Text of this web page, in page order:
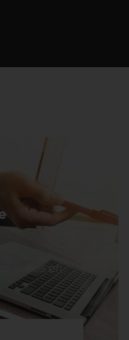
acties en